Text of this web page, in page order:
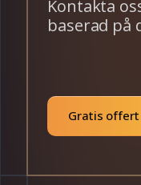
Kontakta
baserad på
Gratis offert